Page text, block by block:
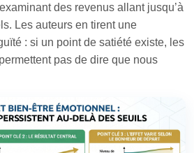
des revenus allant jusqu’à
Les auteurs en tirent une
: si un point de satiété existe, les
pas de dire que nous